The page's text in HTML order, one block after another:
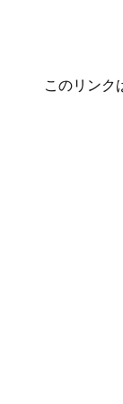
このリンク